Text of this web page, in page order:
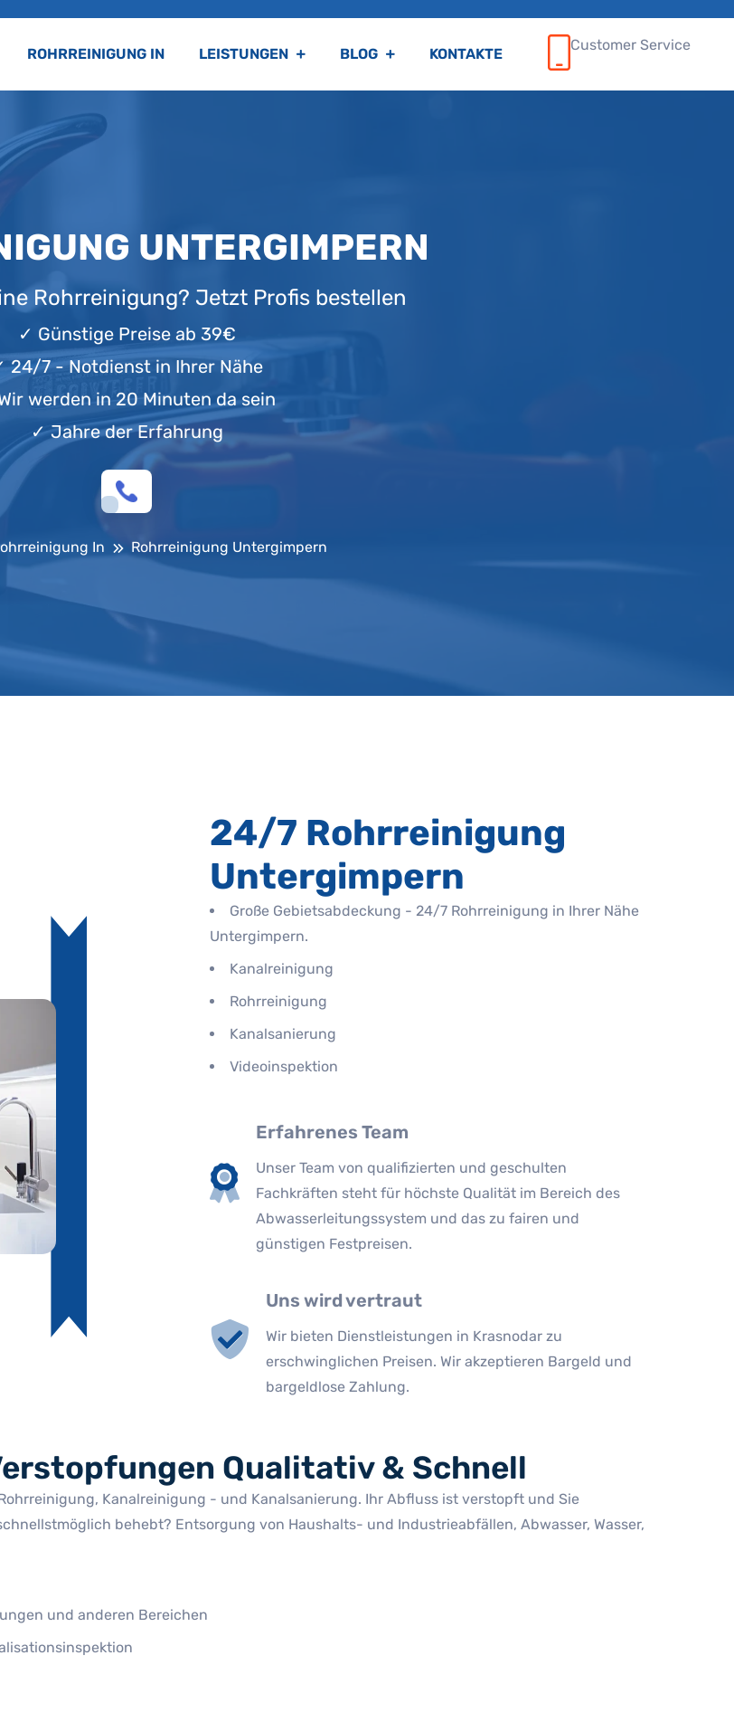
ROHRREINIGUNG IN LEISTUNGEN BLOG KONTAKTE
Customer Service
UNTERGIMPERN
Rohrreinigung? Jetzt Profis bestellen
✓ Günstige Preise ab 39€
24/7 - Notdienst in Ihrer Nähe
werden in 20 Minuten da sein
✓Jahre der Erfahrung
In Rohrreinigung Untergimpern
24/7 Rohrreinigung
Untergimpern
Große Gebietsabdeckung - 24/7 Rohrreinigung in Ihrer Nähe
Untergimpern.
Kanalreinigung
Rohrreinigung
Kanalsanierung
Videoinspektion
Erfahrenes Team
Unser Team von qualifizierten und geschulten
Fachkräften steht für höchste Qualität im Bereich des
Abwasserleitungssystem und das zu fairen und
günstigen Festpreisen.
Uns wird vertraut
Wir bieten Dienstleistungen in Krasnodar zu
erschwinglichen Preisen. Wir akzeptieren Bargeld und
bargeldlose Zahlung.
Qualitativ & Schnell
Kanalreinigung - und Kanalsanierung. Ihr Abfluss ist verstopft und Sie
behebt? Entsorgung von Haushalts- und Industrieabfällen, Abwasser, Wasser,
und anderen Bereichen